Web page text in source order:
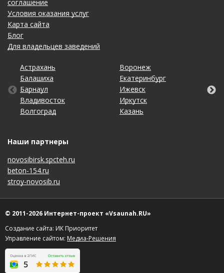
соглашение
Условия оказания услуг
Карта сайта
Блог
Для владельцев заведений
Астрахань
Балашиха
Барнаул
Владивосток
Волгоград
Воронеж
Екатеринбург
Ижевск
Иркутск
Казань
Калининград
Кемерово
Киров
Краснодар
Красноярск
Липецк
Махачкала
Москва
Набережные Челны
Нижний Новгород
Омск
Оренбург
Пенза
Пермь
Ростов-на-Дону
Рязань
Самара
Санкт-Петербург
Саратов
Ставрополь
Тольятти
Томск
Тула
Тюмень
Ульяновск
Уфа
Хабаровск
Чебоксары
Челябинск
Ярославль
Наши партнеры
novosibirsk.spcteh.ru
beton-154.ru
stroy-novosib.ru
© 2011-2026 Интернет-проект «Vsaunah.RU»
Создание сайта: ИК Приоритет
Управление сайтом: Медиа-Решения